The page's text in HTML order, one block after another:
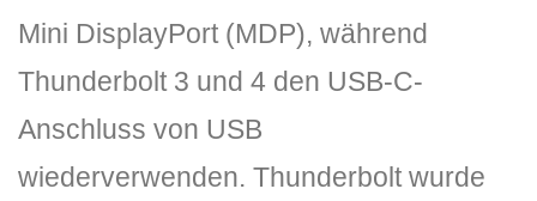
Videoanleitung und Manual
Mini DisplayPort (MDP), während
Thunderbolt 3 und 4 den USB-C-
Anschluss von USB
wiederverwenden. Thunderbolt wurde